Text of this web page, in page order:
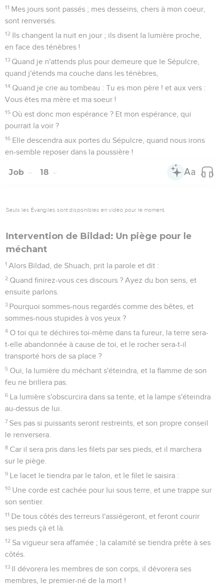
11 Mes jours sont passés ; mes desseins, chers à mon coeur,
sont renversés.
12 Ils changent la nuit en jour ; ils disent la lumière proche,
en face des ténèbres !
13 Quand je n'attends plus pour demeure que le Sépulcre,
quand j'étends ma couche dans les ténèbres,
14 Quand je crie au tombeau : Tu es mon père ! et aux vers :
Vous êtes ma mère et ma soeur !
15 Où est donc mon espérance ? Et mon espérance, qui
pourrait la voir ?
16 Elle descendra aux portes du Sépulcre, quand nous irons
en-semble reposer dans la poussière !
Job 18
Seuls les Évangiles sont disponibles en vidéo pour le moment.
Intervention de Bildad: Un piège pour le
méchant
1 Alors Bildad, de Shuach, prit la parole et dit :
2 Quand finirez-vous ces discours ? Ayez du bon sens, et
ensuite parlons.
3 Pourquoi sommes-nous regardés comme des bêtes, et
sommes-nous stupides à vos yeux ?
4 O toi qui te déchires toi-même dans ta fureur, la terre sera-
t-elle abandonnée à cause de toi, et le rocher sera-t-il
transporté hors de sa place ?
5 Oui, la lumière du méchant s'éteindra, et la flamme de son
feu ne brillera pas.
6 La lumière s'obscurcira dans sa tente, et la lampe s'éteindra
au-dessus de lui.
7 Ses pas si puissants seront restreints, et son propre conseil
le renversera.
8 Car il sera pris dans les filets par ses pieds, et il marchera
sur le piège.
9 Le lacet le tiendra par le talon, et le filet le saisira :
10 Une corde est cachée pour lui sous terre, et une trappe sur
son sentier.
11 De tous côtés des terreurs l'assiégeront, et feront courir
ses pieds çà et là.
12 Sa vigueur sera affamée ; la calamité se tiendra prête à ses
côtés.
13 Il dévorera les membres de son corps, il dévorera ses
membres, le premier-né de la mort !